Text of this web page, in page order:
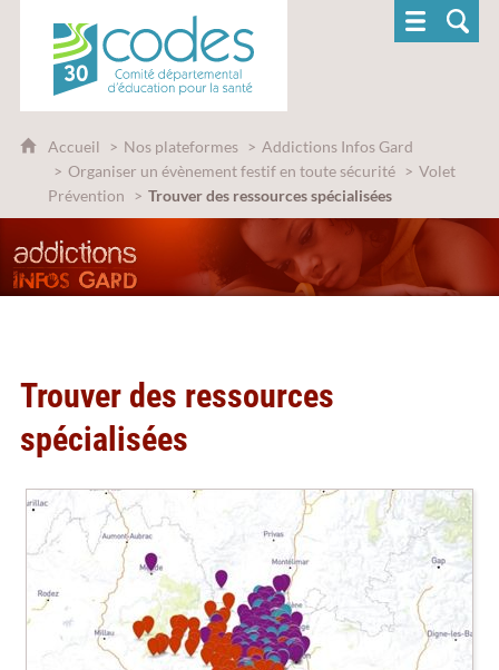
CoDES 30 - Comité départemental
Accueil Nos plateformes
Addictions Infos Gard
Organiser un évènement festif en toute sécurité
Volet
Prévention
Trouver des ressources spécialisées
Trouver des ressources
spécialisées